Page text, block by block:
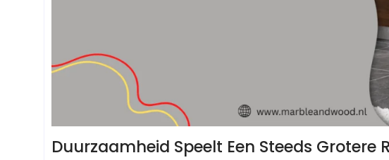
Duurzaamheid Speelt Een Steeds Grotere